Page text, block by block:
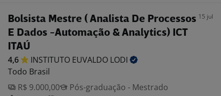
Bolsista Mestre ( Analista De Processos
E Dados -Automação & Analytics) ICT
ITAÚ
15 jul
4,6 INSTITUTO EUVALDO LODI
Todo Brasil
R$ 9.000,00
Pós-graduação - Mestrado